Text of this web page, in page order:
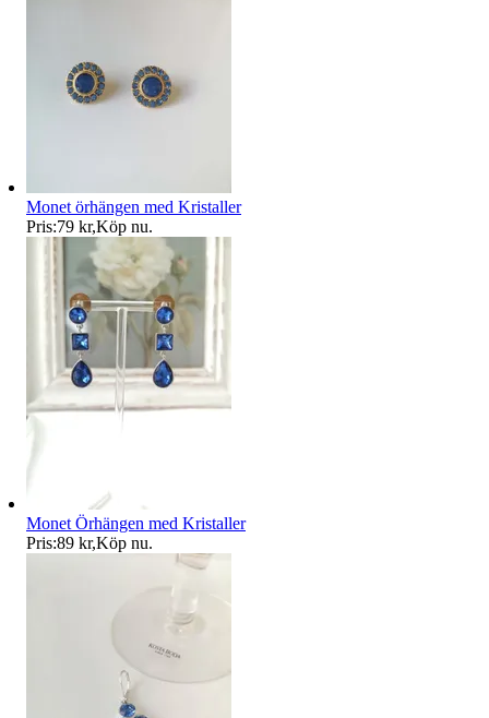
Monet örhängen med Kristaller
Pris:79 kr,Köp nu.
Monet Örhängen med Kristaller
Pris:89 kr,Köp nu.